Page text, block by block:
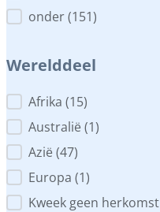
onder(151)
Werelddeel
Werelddeel
Afrika (15)
Australië (1)
Azië (47)
Europa (1)
Kweek geen herkomst